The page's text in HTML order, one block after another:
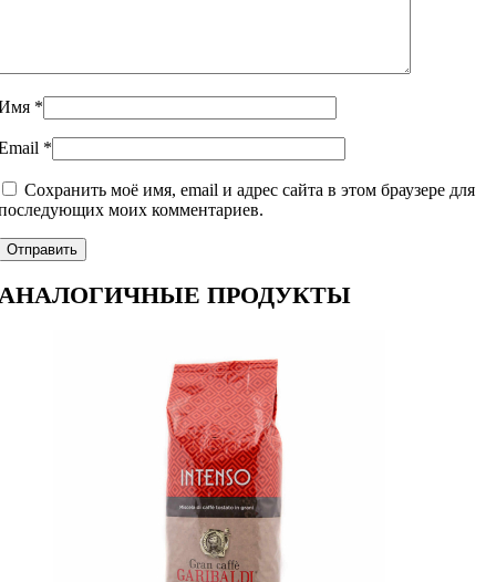
*
*
Сохранить моё имя, email и адрес сайта в этом браузере для
моих комментариев.
ПРОДУКТЫ